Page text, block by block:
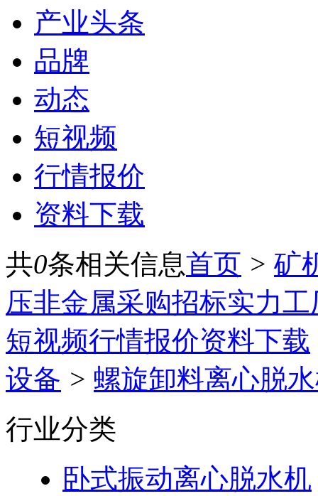
产业头条
品牌
动态
短视频
行情报价
资料下载
共0条相关信息首页 > 矿
压非金属采购招标实力工
短视频行情报价资料下载
设备 > 螺旋卸料离心脱
行业分类
卧式振动离心脱水机